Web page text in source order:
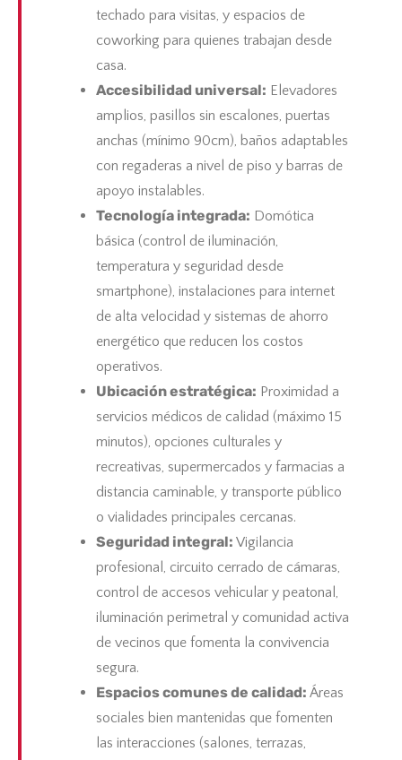
techado para visitas, y espacios de
coworking para quienes trabajan desde
casa.
Accesibilidad universal: Elevadores
amplios, pasillos sin escalones, puertas
anchas (mínimo 90cm), baños adaptables
con regaderas a nivel de piso y barras de
apoyo instalables.
Tecnología integrada: Domótica
básica (control de iluminación,
temperatura y seguridad desde
smartphone), instalaciones para internet
de alta velocidad y sistemas de ahorro
energético que reducen los costos
operativos.
Ubicación estratégica: Proximidad a
servicios médicos de calidad (máximo 15
minutos), opciones culturales y
recreativas, supermercados y farmacias a
distancia caminable, y transporte público
o vialidades principales cercanas.
Seguridad integral: Vigilancia
profesional, circuito cerrado de cámaras,
control de accesos vehicular y peatonal,
iluminación perimetral y comunidad activa
de vecinos que fomenta la convivencia
segura.
Espacios comunes de calidad: Áreas
sociales bien mantenidas que fomenten
las interacciones (salones, terrazas,